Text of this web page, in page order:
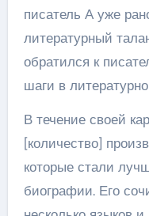
писатель А уже
литературный
обратился к
шаги в
В течение своей
[количество]
которые стали
биографии. Его